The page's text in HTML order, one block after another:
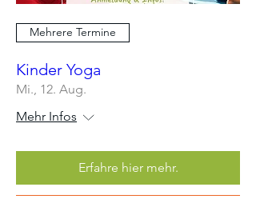
Mehrere Termine
Kinder Yoga
Mi., 12. Aug.
Mehr Infos
Erfahre hier mehr.